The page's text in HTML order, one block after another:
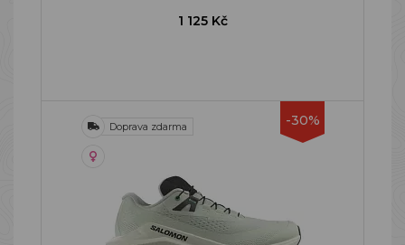
1 125 Kč
-30%
Doprava zdarma